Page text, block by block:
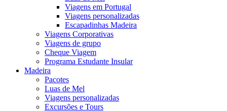
Viagens em Portugal
Viagens personalizadas
Escapadinhas Madeira
Viagens Corporativas
Viagens de grupo
Cheque Viagem
Programa Estudante Insular
Madeira
Pacotes
Luas de Mel
Viagens personalizadas
Excursões e Tours